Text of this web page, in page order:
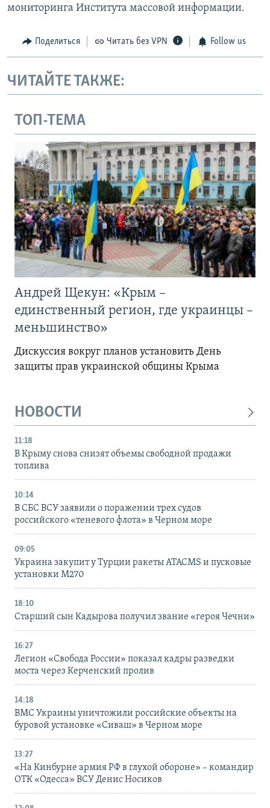
мониторинга Института массовой информации.
Поделиться Читать без VPN Follow us
ЧИТАЙТЕ ТАКЖЕ:
ТОП-ТЕМА
Андрей Щекун: «Крым –
единственный регион, где украинцы –
меньшинство»
Дискуссия вокруг планов установить День
защиты прав украинской общины Крыма
НОВОСТИ
11:18
В Крыму снова снизят объемы свободной продажи
топлива
10:14
В СБС ВСУ заявили о поражении трех судов
российского «теневого флота» в Черном море
09:05
Украина закупит у Турции ракеты ATACMS и пусковые
установки M270
18:10
Старший сын Кадырова получил звание «героя Чечни»
16:27
Легион «Свобода России» показал кадры разведки
моста через Керченский пролив
14:18
ВМС Украины уничтожили российские объекты на
буровой установке «Сиваш» в Черном море
13:27
«На Кинбурне армия РФ в глухой обороне» – командир
ОТК «Одесса» ВСУ Денис Носиков